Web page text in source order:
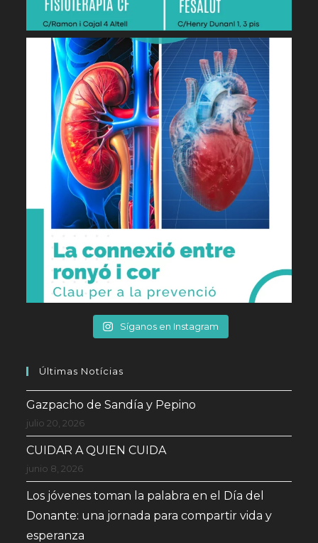
Síganos en Instagram
Últimas Notícias
Gazpacho de Sandía y Pepino
julio 20, 2026
CUIDAR A QUIEN CUIDA
junio 8, 2026
Los jóvenes toman la palabra en el Día del
Donante: una jornada para compartir vida y
esperanza